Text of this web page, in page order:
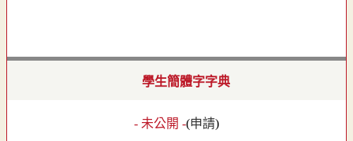
學生簡體字字典
- 未公開 -(申請)